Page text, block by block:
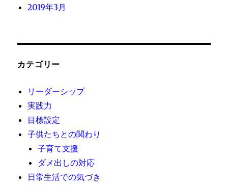
2019年3月
カテゴリー
リーダーシップ
実践力
目標設定
子供たちとの関わり
子育て支援
ダメ出しの対応
日常生活での気づき